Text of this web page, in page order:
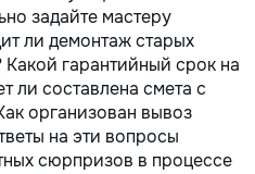
задайте мастеру
ли демонтаж старых
Какой гарантийный срок на
ли составлена смета с
организован вывоз
на эти вопросы
сюрпризов в процессе